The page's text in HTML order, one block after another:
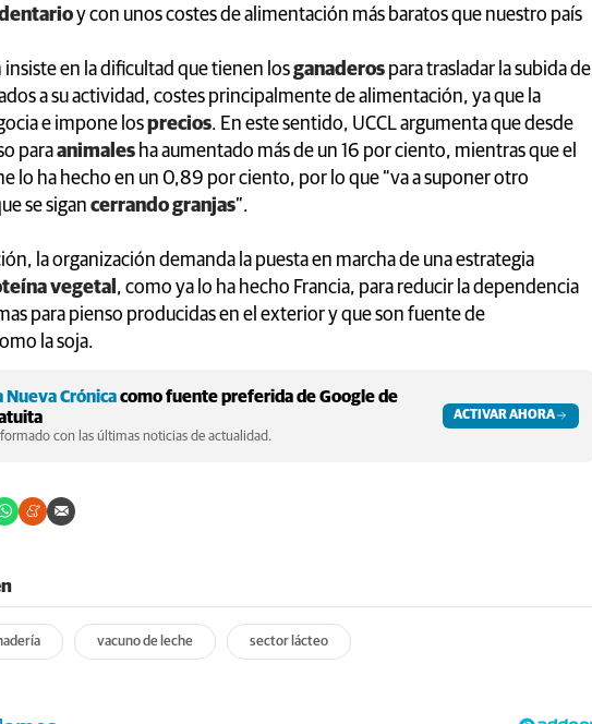
y con unos costes de alimentación más baratos que nuestro país
insiste en la dificultad que tienen losganaderos para trasladar la subida de
a su actividad, costes principalmente de alimentación, ya que la
e impone losprecios. En este sentido, UCCL argumenta que desde
paraanimales ha aumentado más de un 16 por ciento, mientras que el
lo ha hecho en un 0,89 por ciento, por lo que “va a suponer otro
se sigan cerrando granjas”.
la organización demanda la puesta en marcha de una estrategia
vegetal , como ya lo ha hecho Francia, para reducir la dependencia
para pienso producidas en el exterior y que son fuente de
la soja.
Nueva Crónicacomo fuente preferida de Google de
con las últimas noticias de actualidad.
ACTIVAR AHORA
vacuno de leche sector lácteo